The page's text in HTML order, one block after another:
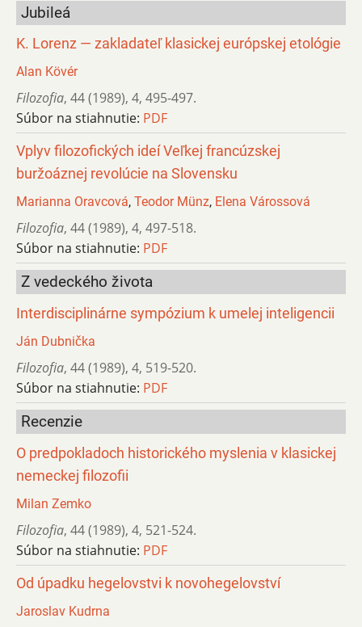
Jubileá
K. Lorenz — zakladateľ klasickej európskej etológie
Alan Kövér
Filozofia, 44 (1989), 4, 495-497.
Súbor na stiahnutie: PDF
Vplyv filozofických ideí Veľkej francúzskej
buržoáznej revolúcie na Slovensku
Marianna Oravcová, Teodor Münz, Elena Várossová
Filozofia, 44 (1989), 4, 497-518.
Súbor na stiahnutie: PDF
Z vedeckého života
Interdisciplinárne sympózium k umelej inteligencii
Ján Dubnička
Filozofia, 44 (1989), 4, 519-520.
Súbor na stiahnutie: PDF
Recenzie
O predpokladoch historického myslenia v klasickej
nemeckej filozofii
Milan Zemko
Filozofia, 44 (1989), 4, 521-524.
Súbor na stiahnutie: PDF
Od úpadku hegelovstvi k novohegelovství
Jaroslav Kudrna